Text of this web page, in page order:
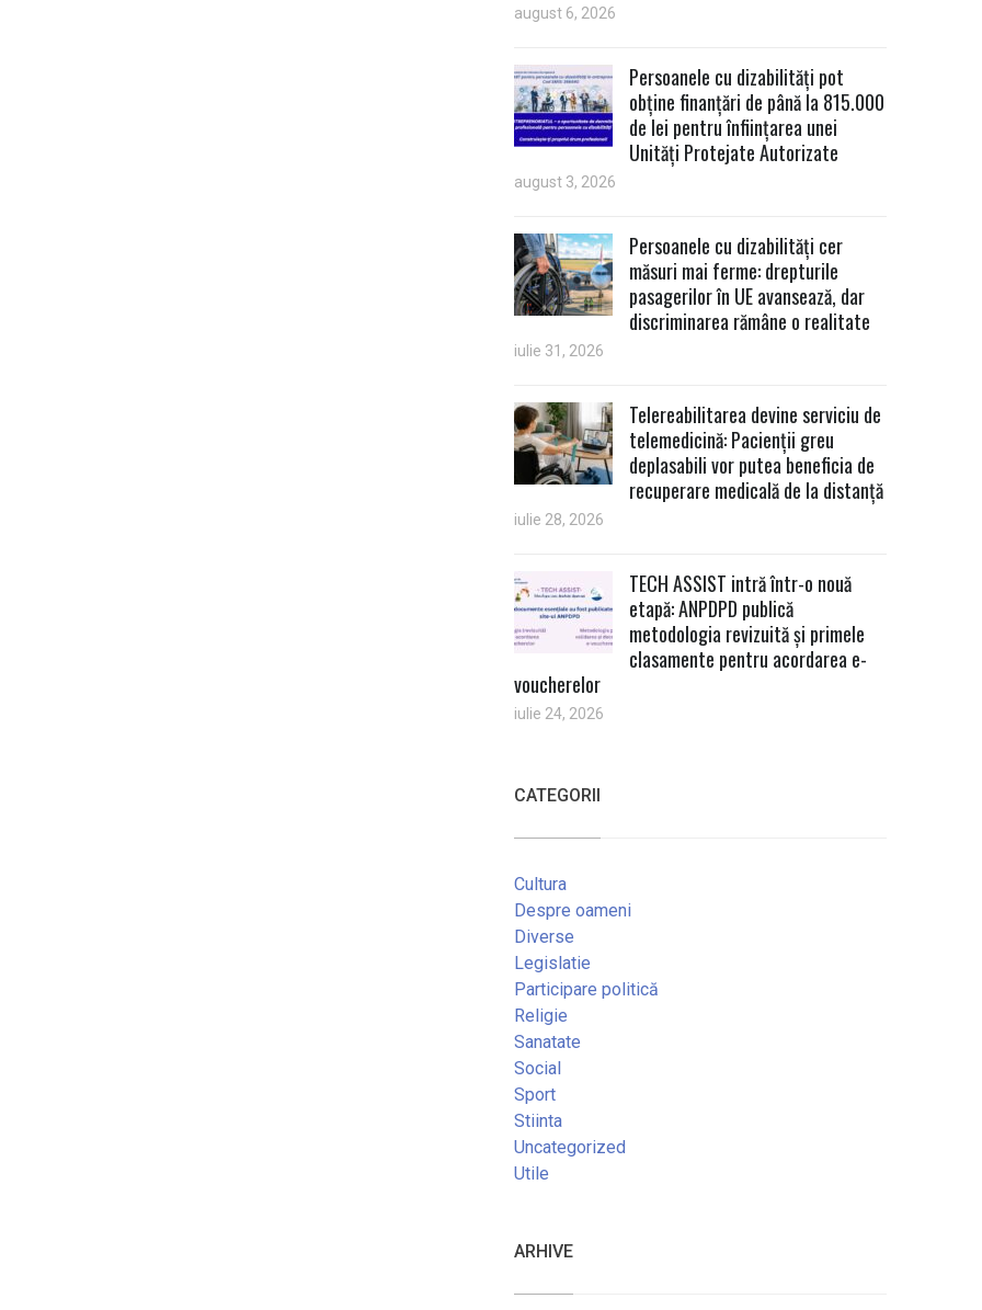
august 6, 2026
Persoanele cu dizabilități pot
obține finanțări de până la 815.000
de lei pentru înființarea unei
Unități Protejate Autorizate
august 3, 2026
Persoanele cu dizabilități cer
măsuri mai ferme: drepturile
pasagerilor în UE avansează, dar
discriminarea rămâne o realitate
iulie 31, 2026
Telereabilitarea devine serviciu de
telemedicină: Pacienții greu
deplasabili vor putea beneficia de
recuperare medicală de la distanță
iulie 28, 2026
TECH ASSIST intră într-o nouă
etapă: ANPDPD publică
metodologia revizuită și primele
clasamente pentru acordarea e-
voucherelor
iulie 24, 2026
CATEGORII
Cultura
Despre oameni
Diverse
Legislatie
Participare politică
Religie
Sanatate
Social
Sport
Stiinta
Uncategorized
Utile
ARHIVE